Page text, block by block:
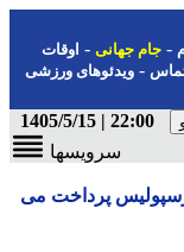
جهانی-اوقات
-ویدئوهای ورزشی
22:00 | 1405/5/15
سرویسها
پرداخت می